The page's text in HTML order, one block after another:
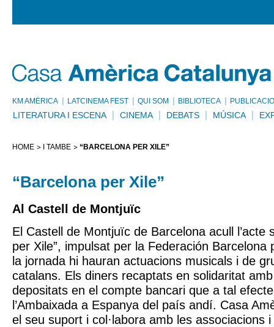
KM AMÈRICA LATCINEMA FEST QUI SOM BIBLIOTECA
LITERATURA I ESCENA CINEMA DEBATS MÚSICA
HOME I TAMBÉ “BARCELONA PER XILE”
“Barcelona per Xile”
Al Castell de Montjuïc
El Castell de Montjuïc de Barcelona acull l’acte
per Xile”, impulsat per la Federación Barcelona
la jornada hi hauran actuacions musicals i de
catalans. Els diners recaptats en solidaritat
depositats en el compte bancari que a tal
l’Ambaixada a Espanya del país andí. Casa
el seu suport i col·labora amb les associacions